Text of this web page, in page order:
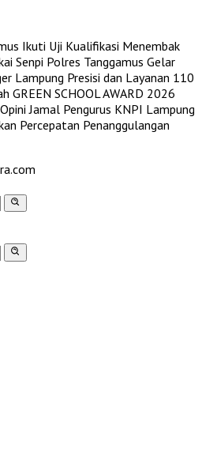
Ikuti Uji Kualifikasi Menembak
Senpi Polres Tanggamus Gelar
Lampung Presisi dan Layanan 110
GREEN SCHOOL AWARD 2026
Opini Jamal Pengurus KNPI Lampung
Percepatan Penanggulangan